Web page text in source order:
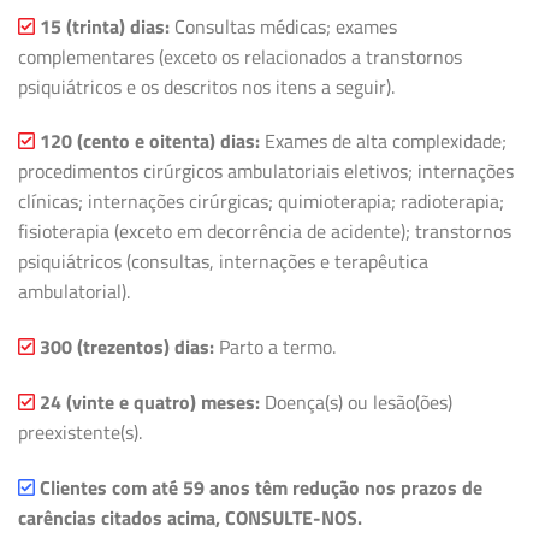
15 (trinta) dias: Consultas médicas; exames
complementares (exceto os relacionados a transtornos
psiquiátricos e os descritos nos itens a seguir).
120 (cento e oitenta) dias: Exames de alta complexidade;
procedimentos cirúrgicos ambulatoriais eletivos; internações
clínicas; internações cirúrgicas; quimioterapia; radioterapia;
fisioterapia (exceto em decorrência de acidente); transtornos
psiquiátricos (consultas, internações e terapêutica
ambulatorial).
300 (trezentos) dias: Parto a termo.
24 (vinte e quatro) meses: Doença(s) ou lesão(ões)
preexistente(s).
Clientes com até 59 anos têm redução nos prazos de
carências citados acima, CONSULTE-NOS.